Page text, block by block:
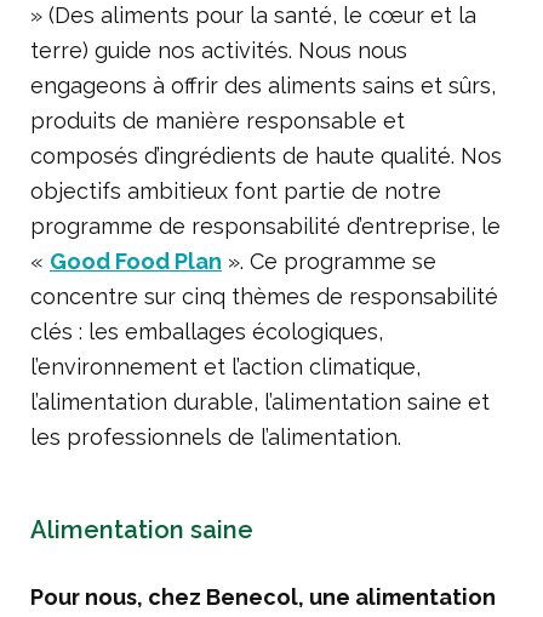
» (Des aliments pour la santé, le cœur et la
terre) guide nos activités. Nous nous
engageons à offrir des aliments sains et sûrs,
produits de manière responsable et
composés d’ingrédients de haute qualité. Nos
objectifs ambitieux font partie de notre
programme de responsabilité d’entreprise, le
« Good Food Plan ». Ce programme se
concentre sur cinq thèmes de responsabilité
clés : les emballages écologiques,
l’environnement et l’action climatique,
l’alimentation durable, l’alimentation saine et
les professionnels de l’alimentation.
Alimentation saine
Pour nous, chez Benecol, une alimentation